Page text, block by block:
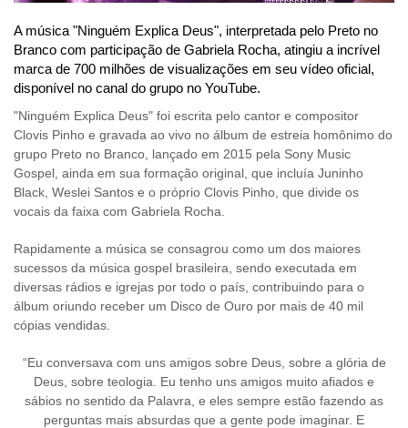
A música "Ninguém Explica Deus", interpretada pelo Preto no
Branco com participação de Gabriela Rocha, atingiu a incrível
marca de 700 milhões de visualizações em seu vídeo oficial,
disponível no canal do grupo no YouTube.
"Ninguém Explica Deus" foi escrita pelo cantor e compositor
Clovis Pinho e gravada ao vivo no álbum de estreia homônimo do
grupo Preto no Branco, lançado em 2015 pela Sony Music
Gospel, ainda em sua formação original, que incluía Juninho
Black, Weslei Santos e o próprio Clovis Pinho, que divide os
vocais da faixa com Gabriela Rocha.
Rapidamente a música se consagrou como um dos maiores
sucessos da música gospel brasileira, sendo executada em
diversas rádios e igrejas por todo o país, contribuindo para o
álbum oriundo receber um Disco de Ouro por mais de 40 mil
cópias vendidas.
“Eu conversava com uns amigos sobre Deus, sobre a glória de
Deus, sobre teologia. Eu tenho uns amigos muito afiados e
sábios no sentido da Palavra, e eles sempre estão fazendo as
perguntas mais absurdas que a gente pode imaginar. E